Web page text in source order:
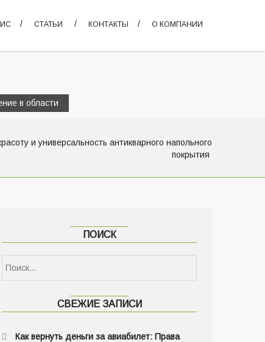
СТАТЬИ КОНТАКТЫ О КОМПАНИИ
в области
и универсальность антикварного напольного
покрытия
ПОИСК
СВЕЖИЕ ЗАПИСИ
Как вернуть деньги за авиабилет: Права